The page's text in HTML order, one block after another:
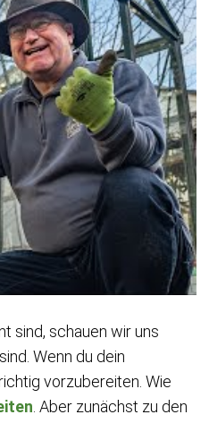
sind, schauen wir uns
Wenn du dein
vorzubereiten. Wie
. Aber zunächst zu den